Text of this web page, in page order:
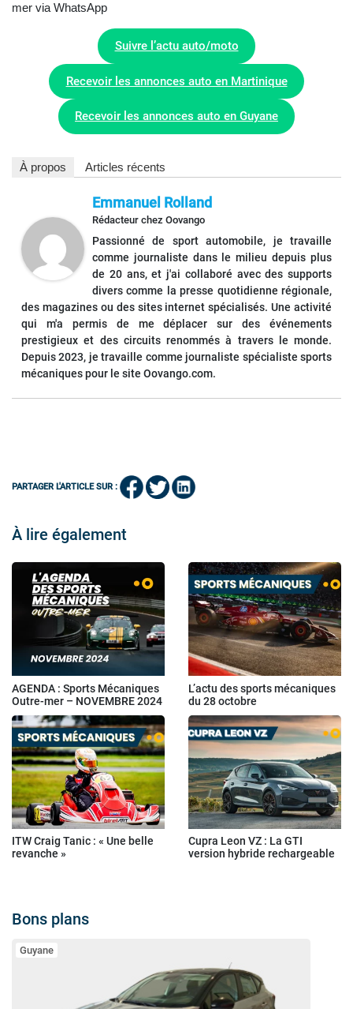
mer via WhatsApp
Suivre l’actu auto/moto
Recevoir les annonces auto en Martinique
Recevoir les annonces auto en Guyane
À propos Articles récents
Emmanuel Rolland
Rédacteur chez Oovango
Passionné de sport automobile, je travaille
comme journaliste dans le milieu depuis plus
de 20 ans, et j'ai collaboré avec des supports
divers comme la presse quotidienne régionale,
des magazines ou des sites internet spécialisés. Une activité
qui m'a permis de me déplacer sur des événements
prestigieux et des circuits renommés à travers le monde.
Depuis 2023, je travaille comme journaliste spécialiste sports
mécaniques pour le site Oovango.com.
PARTAGER L'ARTICLE SUR :
À lire également
AGENDA : Sports Mécaniques
Outre-mer – NOVEMBRE 2024
L’actu des sports mécaniques
du 28 octobre
ITW Craig Tanic : « Une belle
revanche »
Cupra Leon VZ : La GTI
version hybride rechargeable
Bons plans
Guyane